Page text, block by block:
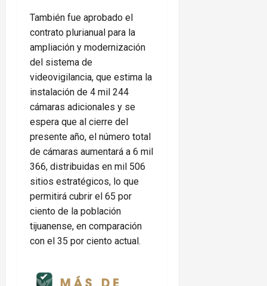
También fue aprobado el
contrato plurianual para la
ampliación y modernización
del sistema de
videovigilancia, que estima la
instalación de 4 mil 244
cámaras adicionales y se
espera que al cierre del
presente año, el número total
de cámaras aumentará a 6 mil
366, distribuidas en mil 506
sitios estratégicos, lo que
permitirá cubrir el 65 por
ciento de la población
tijuanense, en comparación
con el 35 por ciento actual.